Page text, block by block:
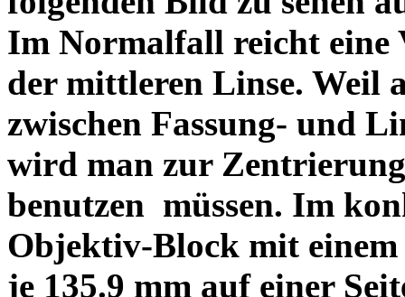
Im Normalfall reicht eine
der mittleren Linse. Weil
zwischen Fassung- und
wird man zur
benutzen müssen. Im
Objektiv-Block mit einem
je 135.9 mm auf einer